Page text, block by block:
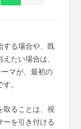
する場合や、既
たい場合は、
マが、最初の
。
取ることは、視
を引き付ける